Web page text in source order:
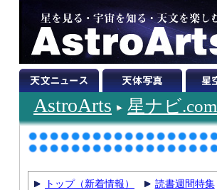
AstroArts 星ナビ.com
トップ（新着情報） 読書週間特集